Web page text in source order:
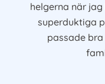
helgerna när
superduktiga
passade